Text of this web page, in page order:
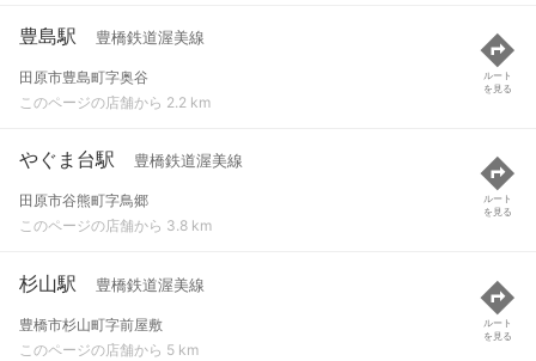
豊島駅 豊橋鉄道渥美線
田原市豊島町字奥谷
このページの店舗から 2.2 km
ルート
を見る
やぐま台駅 豊橋鉄道渥美線
田原市谷熊町字鳥郷
このページの店舗から 3.8 km
ルート
を見る
杉山駅 豊橋鉄道渥美線
豊橋市杉山町字前屋敷
このページの店舗から 5 km
ルート
を見る